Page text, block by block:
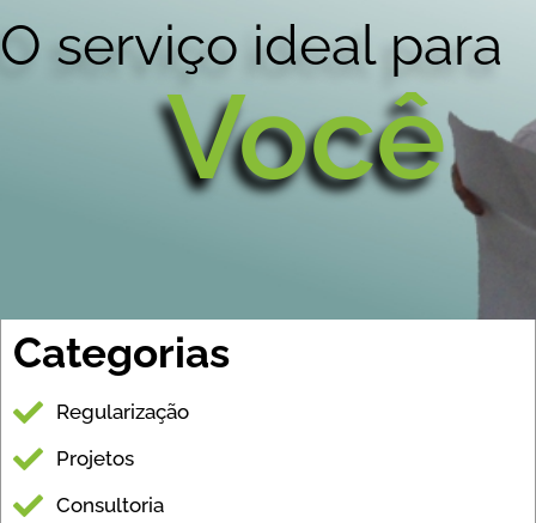
O serviço ideal para
Você
Categorias
Regularização
Projetos
Consultoria